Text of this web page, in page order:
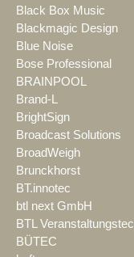
Black Box Music
Blackmagic Design
Blue Noise
Bose Professional
BRAINPOOL
Brand-L
BrightSign
Broadcast Solutions
BroadWeigh
Brunckhorst
BT.innotec
btl next GmbH
BTL
BÜTEC